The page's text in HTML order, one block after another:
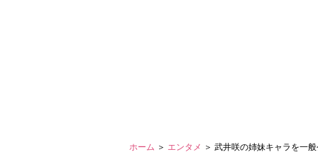
ホーム ＞ エンタメ ＞ 武井咲の姉妹キャラを一